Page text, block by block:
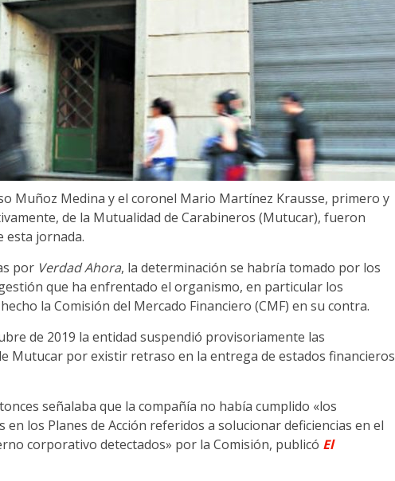
Muñoz Medina y el coronel Mario Martínez Krausse, primero y
de la Mutualidad de Carabineros (Mutucar), fueron
esta jornada.
por Verdad Ahora, la determinación se habría tomado por los
que ha enfrentado el organismo, en particular los
la Comisión del Mercado Financiero (CMF) en su contra.
de 2019 la entidad suspendió provisoriamente las
Mutucar por existir retraso en la entrega de estados financieros
señalaba que la compañía no había cumplido «los
los Planes de Acción referidos a solucionar deficiencias en el
corporativo detectados» por la Comisión, publicó El